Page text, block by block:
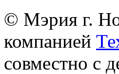
© Мэрия г.
компанией
совместно с